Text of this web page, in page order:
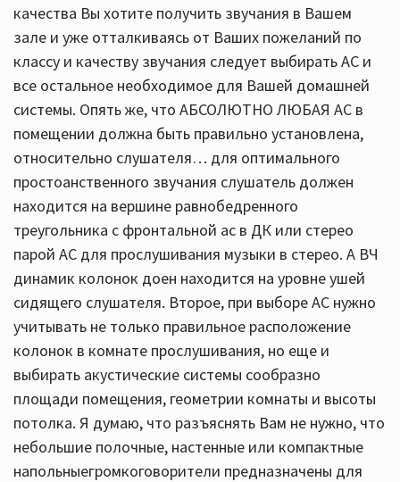
качества Вы хотите получить звучания в Вашем
зале и уже отталкиваясь от Ваших пожеланий по
классу и качеству звучания следует выбирать АС и
все остальное необходимое для Вашей домашней
системы. Опять же, что АБСОЛЮТНО ЛЮБАЯ АС в
помещении должна быть правильно установлена,
относительно слушателя… для оптимального
простоанственного звучания слушатель должен
находится на вершине равнобедренного
треугольника с фронтальной ас в ДК или стерео
парой АС для прослушивания музыки в стерео. А ВЧ
динамик колонок доен находится на уровне ушей
сидящего слушателя. Второе, при выборе АС нужно
учитывать не только правильное расположение
колонок в комнате прослушивания, но еще и
выбирать акустические системы сообразно
площади помещения, геометрии комнаты и высоты
потолка. Я думаю, что разъяснять Вам не нужно, что
небольшие полочные, настенные или компактные
напольныегромкоговорители предназначены для